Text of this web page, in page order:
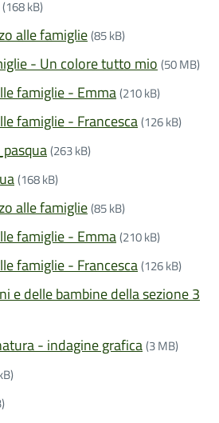
(168 kB)
alle famiglie(85 kB)
- Un colore tutto mio (50 MB)
famiglie - Emma(210 kB)
famiglie - Francesca(126 kB)
(263 kB)
(168 kB)
alle famiglie(85 kB)
famiglie - Emma(210 kB)
famiglie - Francesca(126 kB)
e delle bambine della sezione 3
- indagine grafica(3 MB)